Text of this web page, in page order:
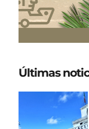
Últimas